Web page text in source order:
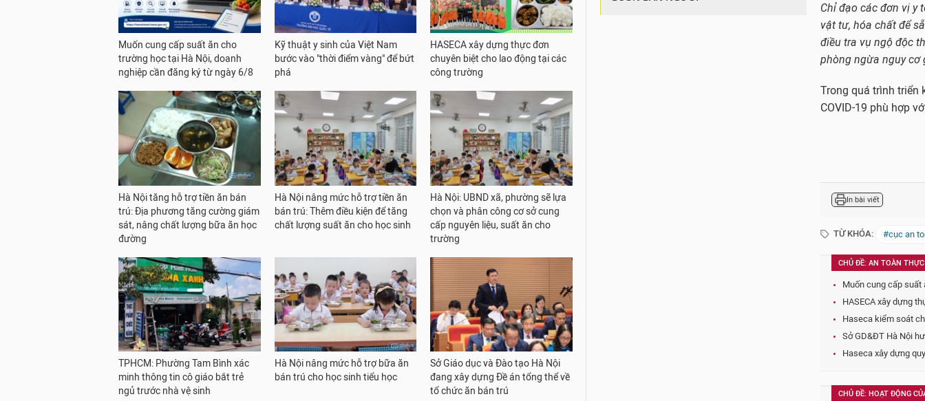
Muốn cung cấp suất ăn cho
trường học tại Hà Nội, doanh
nghiệp cần đăng ký từ ngày 6/8
Kỹ thuật y sinh của Việt Nam
bước vào "thời điểm vàng" để bứt
phá
HASECA xây dựng thực đơn
chuyên biệt cho lao động tại các
công trường
Hà Nội tăng hỗ trợ tiền ăn bán
trú: Địa phương tăng cường giám
sát, nâng chất lượng bữa ăn học
đường
Hà Nội nâng mức hỗ trợ tiền ăn
bán trú: Thêm điều kiện để tăng
chất lượng suất ăn cho học sinh
Hà Nội: UBND xã, phường sẽ lựa
chọn và phân công cơ sở cung
cấp nguyên liệu, suất ăn cho
trường
TPHCM: Phường Tam Bình xác
minh thông tin cô giáo bắt trẻ
ngủ trước nhà vệ sinh
Hà Nội nâng mức hỗ trợ bữa ăn
bán trú cho học sinh tiểu học
Sở Giáo dục và Đào tạo Hà Nội
đang xây dựng Đề án tổng thể về
tổ chức ăn bán trú
In bài viết
TỪ KHÓA: #cục an
Haseca kiểm soát
Sở GD&ĐT Hà Nội
CHỦ ĐỀ: HOẠT ĐỘNG
CÁC TIN KHÁC